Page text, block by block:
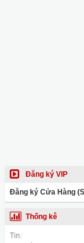
Đăng ký VIP
Đăng ký Cửa Hàng
Thống kê
Tin: